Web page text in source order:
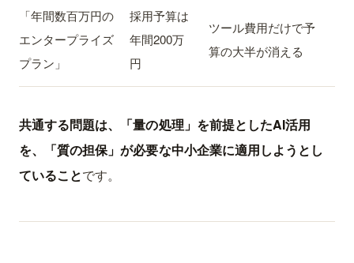
「年間数百万円の
エンタープライズ
プラン」
採用予算は
年間200万
円
ツール費用だけで予
算の大半が消える
共通する問題は、「量の処理」を前提としたAI活用
を、「質の担保」が必要な中小企業に適用しようとし
ていることです。